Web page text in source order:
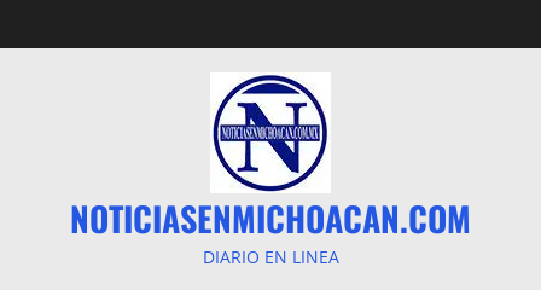
al
NOTICIASENMICHOACAN.COM
DIARIO EN LINEA